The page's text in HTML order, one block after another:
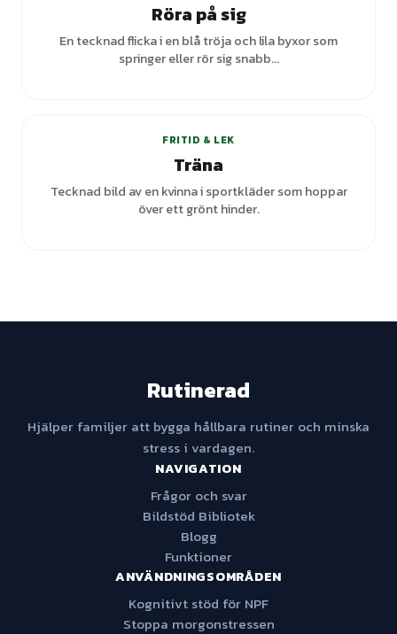
Röra på sig
En tecknad flicka i en blå tröja och lila byxor som
springer eller rör sig snabb...
FRITID & LEK
Träna
Tecknad bild av en kvinna i sportkläder som hoppar
över ett grönt hinder.
Rutinerad
Hjälper familjer att bygga hållbara rutiner och minska
stress i vardagen.
NAVIGATION
Frågor och svar
Bildstöd Bibliotek
Blogg
Funktioner
ANVÄNDNINGSOMRÅDEN
Kognitivt stöd för NPF
Stoppa morgonstressen